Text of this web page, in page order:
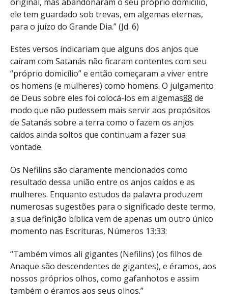
ele tem guardado sob trevas, em algemas eternas,
para o juízo do Grande Dia.” (Jd. 6)
Estes versos indicariam que alguns dos anjos que
caíram com Satanás não ficaram contentes com seu
“próprio domicílio” e então começaram a viver entre
os homens (e mulheres) como homens. O julgamento
de Deus sobre eles foi colocá-los em algemas88 de
modo que não pudessem mais servir aos propósitos
de Satanás sobre a terra como o fazem os anjos
caídos ainda soltos que continuam a fazer sua
vontade.
Os Nefilins são claramente mencionados como
resultado dessa união entre os anjos caídos e as
mulheres. Enquanto estudos da palavra produzem
numerosas sugestões para o significado deste termo,
a sua definição bíblica vem de apenas um outro único
momento nas Escrituras, Números 13:33:
“Também vimos ali gigantes (Nefilins) (os filhos de
Anaque são descendentes de gigantes), e éramos, aos
nossos próprios olhos, como gafanhotos e assim
também o éramos aos seus olhos.”